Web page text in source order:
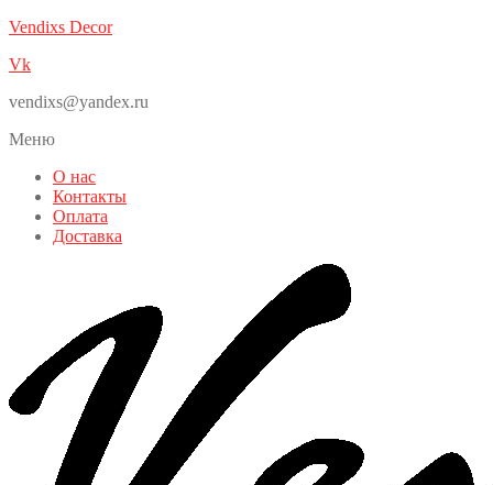
Vendixs Decor
Vk
vendixs@yandex.ru
Меню
О нас
Контакты
Оплата
Доставка